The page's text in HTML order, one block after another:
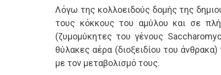
Λόγω της κολλοειδούς δομής της
τους κόκκους του αμύλου και σε
(ζυμομύκητες του γένους
θύλακες αέρα (διοξειδίου του
με τον μεταβολισμό τους.